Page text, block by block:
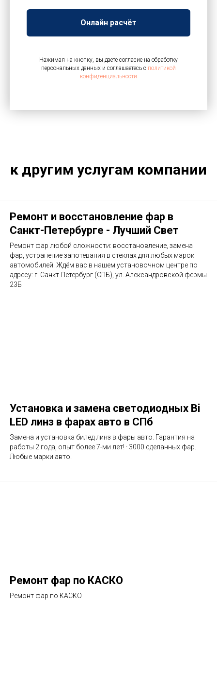
Онлайн расчёт
Нажимая на кнопку, вы даете согласие на обработку
персональных данных и соглашаетесь c политикой
конфиденциальности
к другим услугам компании
Ремонт и восстановление фар в
Санкт-Петербурге - Лучший Свет
Ремонт фар любой сложности: восстановление, замена
фар, устранение запотевания в стеклах для любых марок
автомобилей. Ждём вас в нашем установочном центре по
адресу: г. Санкт-Петербург (СПБ), ул. Александровской фермы
23Б
Установка и замена светодиодных Bi
LED линз в фарах авто в СПб
Замена и установка билед линз в фары авто. Гарантия на
работы 2 года, опыт более 7-ми лет! · 3000 сделанных фар.
Любые марки авто.
Ремонт фар по КАСКО
Ремонт фар по КАСКО